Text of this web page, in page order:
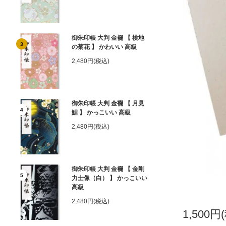
3
御朱印帳 大判 金襴 【 桃地
の菊花 】 かわいい 高級
2,480円(税込)
4
御朱印帳 大判 金襴 【 月見
鯉 】 かっこいい 高級
2,480円(税込)
5
御朱印帳 大判 金襴 【 金剛
力士像（白） 】 かっこいい
高級
2,480円(税込)
1,500円